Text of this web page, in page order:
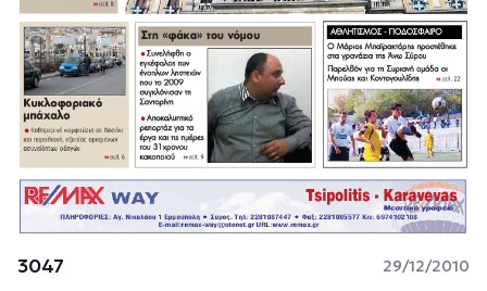
3047 29/12/2010